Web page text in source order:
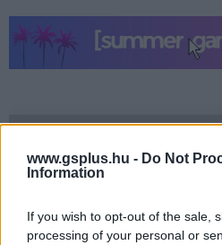
www.gsplus.hu - Do Not
Information
If you wish to opt-out of the sale,
processing of your personal or
hangulata – Jön a második
Július végén folytatódik a